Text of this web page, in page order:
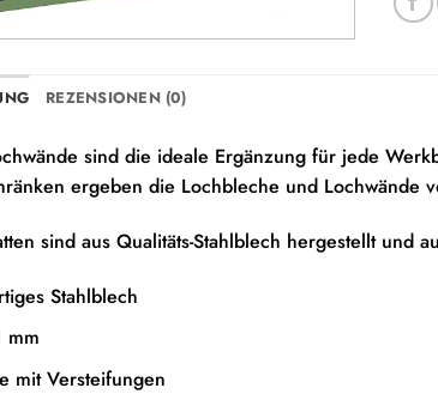
REZENSIONEN (0)
sind die ideale Ergänzung für jede
ergeben die Lochbleche und Lochwände
sind aus Qualitäts-Stahlblech hergestellt und
Stahlblech
mm
mit Versteifungen